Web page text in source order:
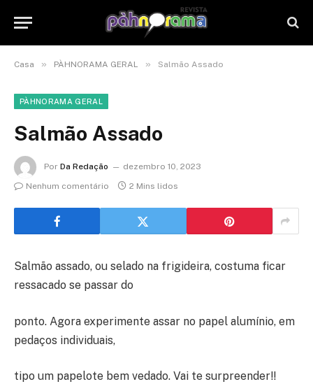
Casa » PÀHNORAMA GERAL » Salmão Assado
PÀHNORAMA GERAL
Salmão Assado
Por Da Redação
dezembro 10, 2023
Nenhum comentário
2 Mins lidos
Salmão assado, ou selado na frigideira, costuma ficar
ressacado se passar do
ponto. Agora experimente assar no papel alumínio, em
pedaços individuais,
tipo um papelote bem vedado. Vai te surpreender!!